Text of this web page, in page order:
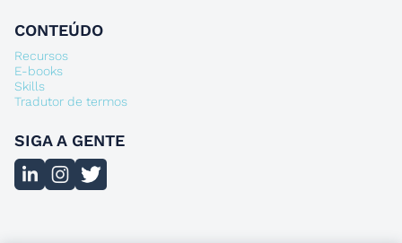
CONTEÚDO
Recursos
E-books
Skills
Tradutor de termos
SIGA A GENTE